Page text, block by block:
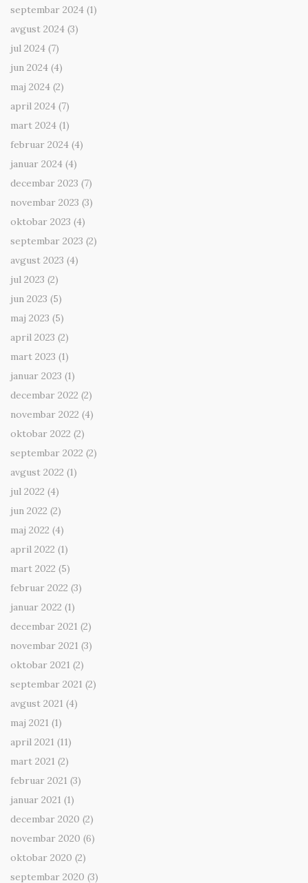
septembar 2024 (1)
avgust 2024 (3)
jul 2024 (7)
jun 2024 (4)
maj 2024 (2)
april 2024 (7)
mart 2024 (1)
februar 2024 (4)
januar 2024 (4)
decembar 2023 (7)
novembar 2023 (3)
oktobar 2023 (4)
septembar 2023 (2)
avgust 2023 (4)
jul 2023 (2)
jun 2023 (5)
maj 2023 (5)
april 2023 (2)
mart 2023 (1)
januar 2023 (1)
decembar 2022 (2)
novembar 2022 (4)
oktobar 2022 (2)
septembar 2022 (2)
avgust 2022 (1)
jul 2022 (4)
jun 2022 (2)
maj 2022 (4)
april 2022 (1)
mart 2022 (5)
februar 2022 (3)
januar 2022 (1)
decembar 2021 (2)
novembar 2021 (3)
oktobar 2021 (2)
septembar 2021 (2)
avgust 2021 (4)
maj 2021 (1)
april 2021 (11)
mart 2021 (2)
februar 2021 (3)
januar 2021 (1)
decembar 2020 (2)
novembar 2020 (6)
oktobar 2020 (2)
septembar 2020 (3)